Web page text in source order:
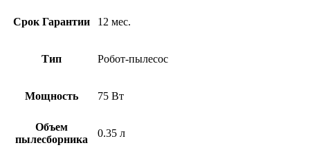
Срок Гарантии 12 мес.
Тип Робот-пылесос
Мощность 75 Вт
Объем
пылесборника
0.35 л